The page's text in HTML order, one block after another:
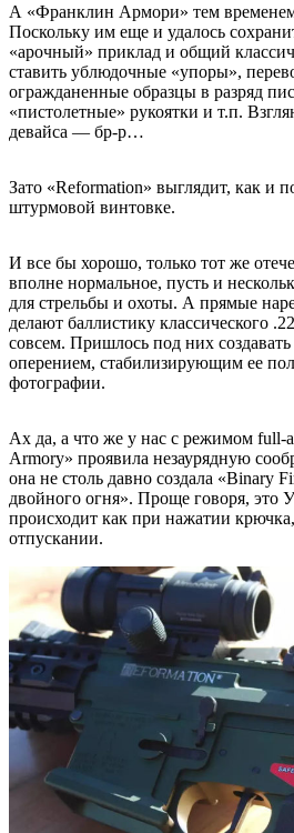
А «Франклин Армори» тем временем
Поскольку им еще и удалось
«арочный» приклад и общий
ставить ублюдочные «упоры»,
огражданенные образцы в разряд
«пистолетные» рукоятки и т.п.
девайса — бр-р…
Зато «Reformation» выглядит, как и
штурмовой винтовке.
И все бы хорошо, только тот же
вполне нормальное, пусть и
для стрельбы и охоты. А прямые
делают баллистику классического
совсем. Пришлось под них
оперением, стабилизирующим ее
фотографии.
Ах да, а что же у нас с режимом full-
Armory» проявила незаурядную
она не столь давно создала «Binary
двойного огня». Проще говоря, это
происходит как при нажатии
отпускании.